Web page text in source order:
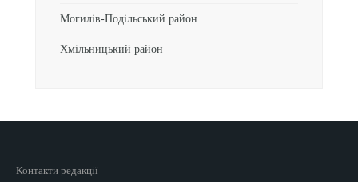
Могилів-Подільський район
Хмільницький район
Контакти редакції